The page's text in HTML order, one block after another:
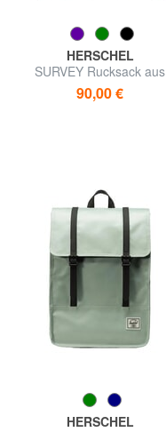
HERSCHEL
SURVEY Rucksack aus
recyceltem PET
90,00 €
HERSCHEL